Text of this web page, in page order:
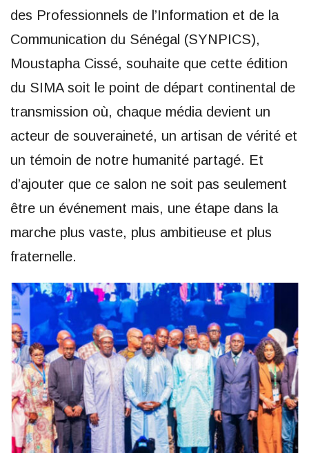
des Professionnels de l’Information et de la
Communication du Sénégal (SYNPICS),
Moustapha Cissé, souhaite que cette édition
du SIMA soit le point de départ continental de
transmission où, chaque média devient un
acteur de souveraineté, un artisan de vérité et
un témoin de notre humanité partagé. Et
d’ajouter que ce salon ne soit pas seulement
être un événement mais, une étape dans la
marche plus vaste, plus ambitieuse et plus
fraternelle.